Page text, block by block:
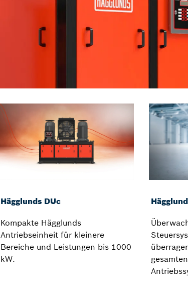
Hägglunds DUc
Kompakte Hägglunds
Antriebseinheit für kleinere
Bereiche und Leistungen bis 1000
kW.